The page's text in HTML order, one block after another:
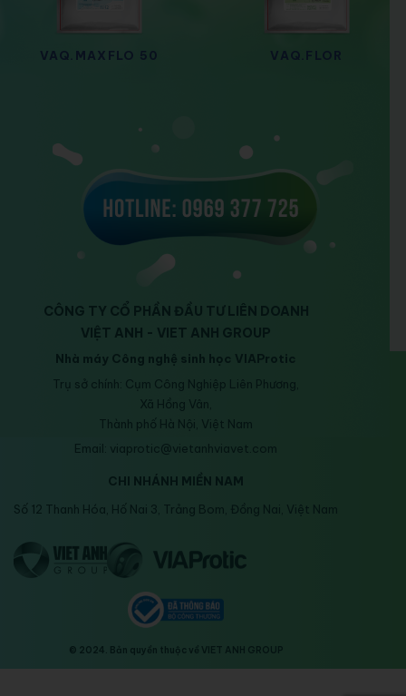
VAQ.MAXFLO 50 VAQ.FLOR
CÔNG TY CỔ PHẦN ĐẦU TƯ LIÊN DOANH
VIỆT ANH - VIET ANH GROUP
Nhà máy Công nghệ sinh học VIAProtic
Trụ sở chính: Cụm Công Nghiệp Liên Phương,
Xã Hồng Vân,
Thành phố Hà Nội, Việt Nam
Email: viaprotic@vietanhviavet.com
CHI NHÁNH MIỀN NAM
Số 12 Thanh Hóa, Hố Nai 3, Trảng Bom, Đồng Nai, Việt Nam
© 2024. Bản quyền thuộc về VIET ANH GROUP